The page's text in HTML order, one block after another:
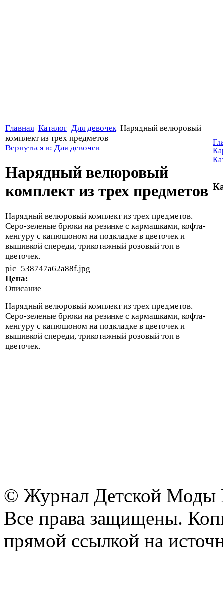
Главная Каталог Для девочек Нарядный велюровый
комплект из трех предметов
Вернуться к: Для девочек
Нарядный велюровый
комплект из трех предметов
Нарядный велюровый комплект из трех предметов.
Серо-зеленые брюки на резинке с кармашками, кофта-
кенгуру с капюшоном на подкладке в цветочек и
вышивкой спереди, трикотажный розовый топ в
цветочек.
pic_538747a62a88f.jpg
Цена:
Описание
Нарядный велюровый комплект из трех предметов.
Серо-зеленые брюки на резинке с кармашками, кофта-
кенгуру с капюшоном на подкладке в цветочек и
вышивкой спереди, трикотажный розовый топ в
цветочек.
© Журнал Детской Моды
Все права защищены.
прямой ссылкой на